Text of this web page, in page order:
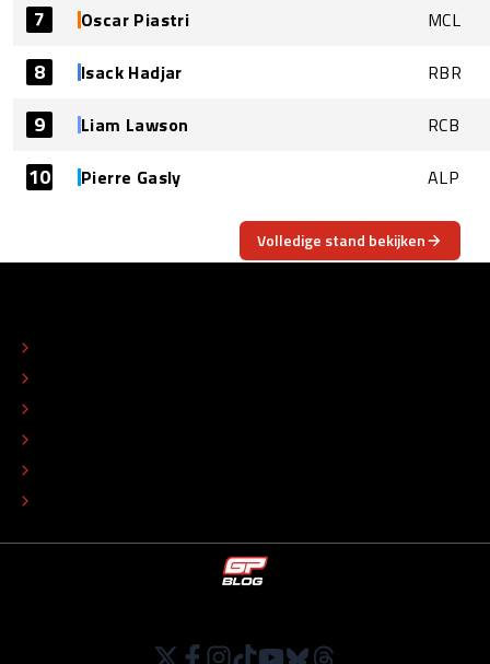
7 Oscar Piastri MCL
8 Isack Hadjar RBR
9 Liam Lawson RCB
10 Pierre Gasly ALP
Volledige stand bekijken